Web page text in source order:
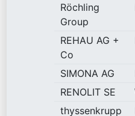
Röchling
Group
REHAU AG +
Co
SIMONA AG
RENOLIT SE
thyssenkrupp